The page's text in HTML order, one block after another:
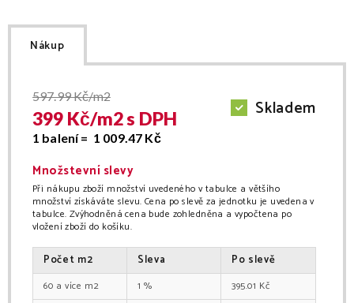
Nákup
597.99Kč/m2
399 Kč/m2s DPH
1 balení = 1 009.47 Kč
Skladem
Množstevní slevy
Při nákupu zboží množství uvedeného v tabulce a většího
množství získáváte slevu. Cena po slevě za jednotku je uvedena v
tabulce. Zvýhodněná cena bude zohledněna a vypočtena po
vložení zboží do košíku.
Počet m2 Sleva Po slevě
60 m2 1 % 395.01 Kč